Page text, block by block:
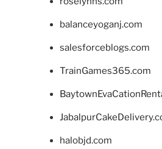
balanceyoganj.com
salesforceblogs.com
TrainGames365.com
halobjd.com